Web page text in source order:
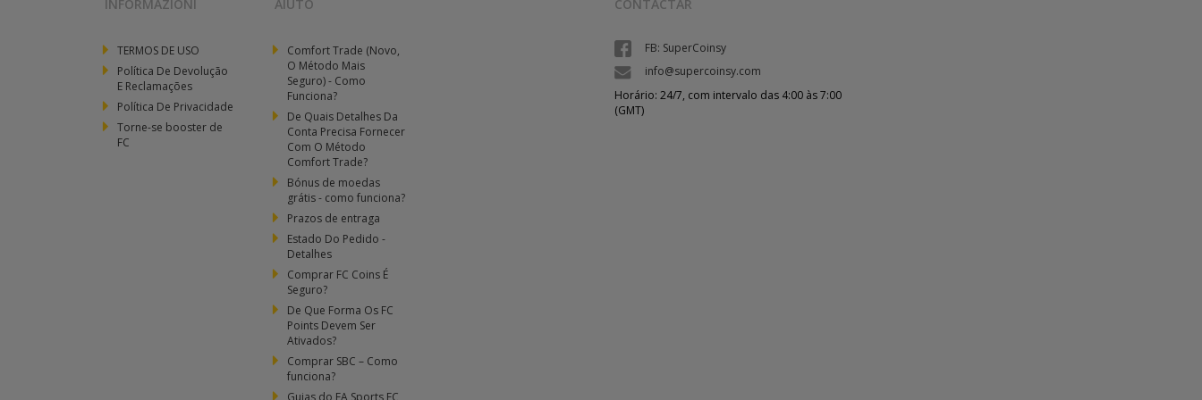
INFORMAZIONI
TERMOS DE USO
Política De Devolução
E Reclamações
Política De Privacidade
Torne-se booster de
FC
AIUTO
Comfort Trade (Novo,
O Método Mais
Seguro) - Como
Funciona?
De Quais Detalhes Da
Conta Precisa Fornecer
Com O Método
Comfort Trade?
Bónus de moedas
grátis - como funciona?
Prazos de entraga
Estado Do Pedido -
Detalhes
Comprar FC Coins É
Seguro?
De Que Forma Os FC
Points Devem Ser
Ativados?
Comprar SBC – Como
funciona?
Guias do EA Sports FC
CONTACTAR
FB: SuperCoinsy
info@supercoinsy.com
Horário: 24/7, com intervalo das 4:00 às 7:00
(GMT)